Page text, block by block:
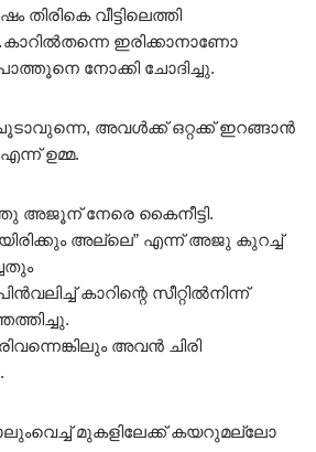
വീട്ടിലെത്തി
ഇരിക്കാനാണോ
നോക്കി ചോദിച്ചു.
അവൾക്ക് ഒറ്റക്ക് ഇറങ്ങാൻ
ഉമ്മ.
അജൂന് നേരെ കൈനീട്ടി.
അല്ലെ” എന്ന് അജു കുറച്ച്
കാറിന്റെ സീറ്റിൽനിന്ന്
അവൻ ചിരി
മുകളിലേക്ക് കയറുമല്ലോ